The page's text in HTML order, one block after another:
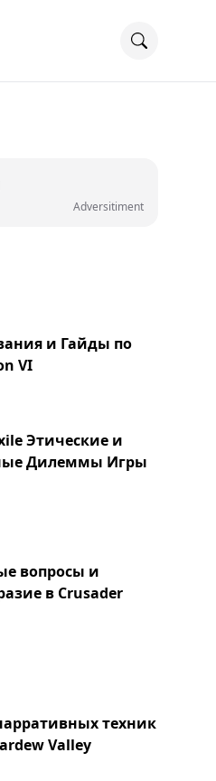
Adversitiment
и Гайды по
VI
Этические и
Дилеммы Игры
вопросы и
в Crusader
техник
Valley